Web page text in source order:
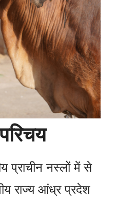
प्राचीन नस्लों में से
राज्य आंध्र प्रदेश